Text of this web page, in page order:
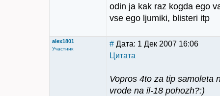
odin ja kak raz kogda ego
vse ego ljumiki, blisteri itp
alex1801
Участник
# Дата: 1 Дек 2007 16:06
Цитата
Vopros 4to za tip samoleta
vrode na il-18 pohozh?:)